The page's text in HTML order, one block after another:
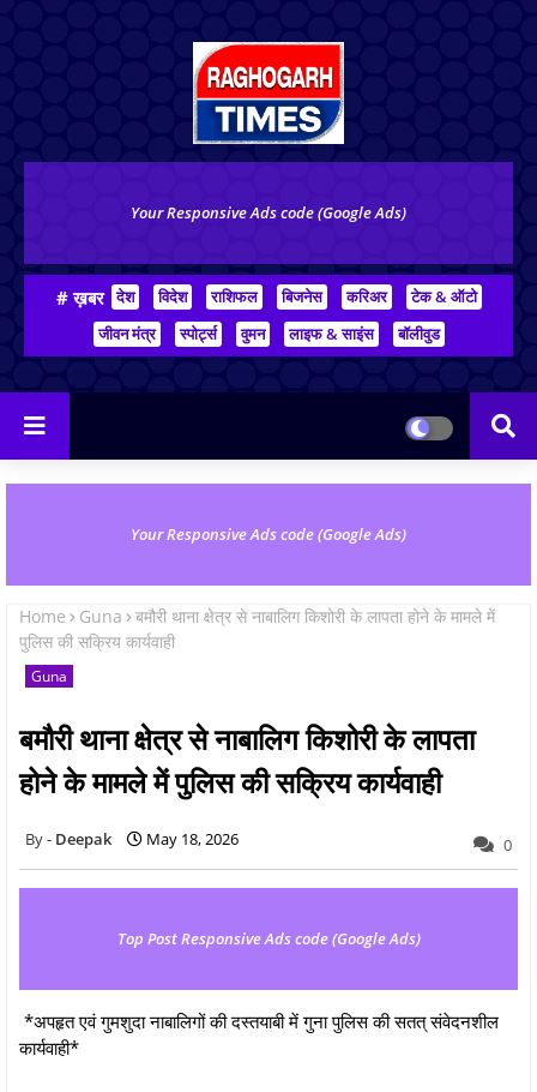
Your Responsive Ads code (Google Ads)
# ख़बर देश विदेश राशिफल बिजनेस करिअर
टेक & ऑटो
जीवन मंत्र
स्पोर्ट्स वुमन लाइफ & साइंस बॉलीवुड
Your Responsive Ads code (Google Ads)
Home Guna
बमौरी थाना क्षेत्र से नाबालिग किशोरी के लापता होने के मामले में
पुलिस की सक्रिय कार्यवाही
Guna
बमौरी थाना क्षेत्र से नाबालिग किशोरी के लापता
होने के मामले में पुलिस की सक्रिय कार्यवाही
Deepak May 18, 2026 0
Top Post Responsive Ads code (Google Ads)
*अपहृत एवं गुमशुदा नाबालिगों की दस्तयाबी में गुना पुलिस की सतत् संवेदनशील
कार्यवाही*